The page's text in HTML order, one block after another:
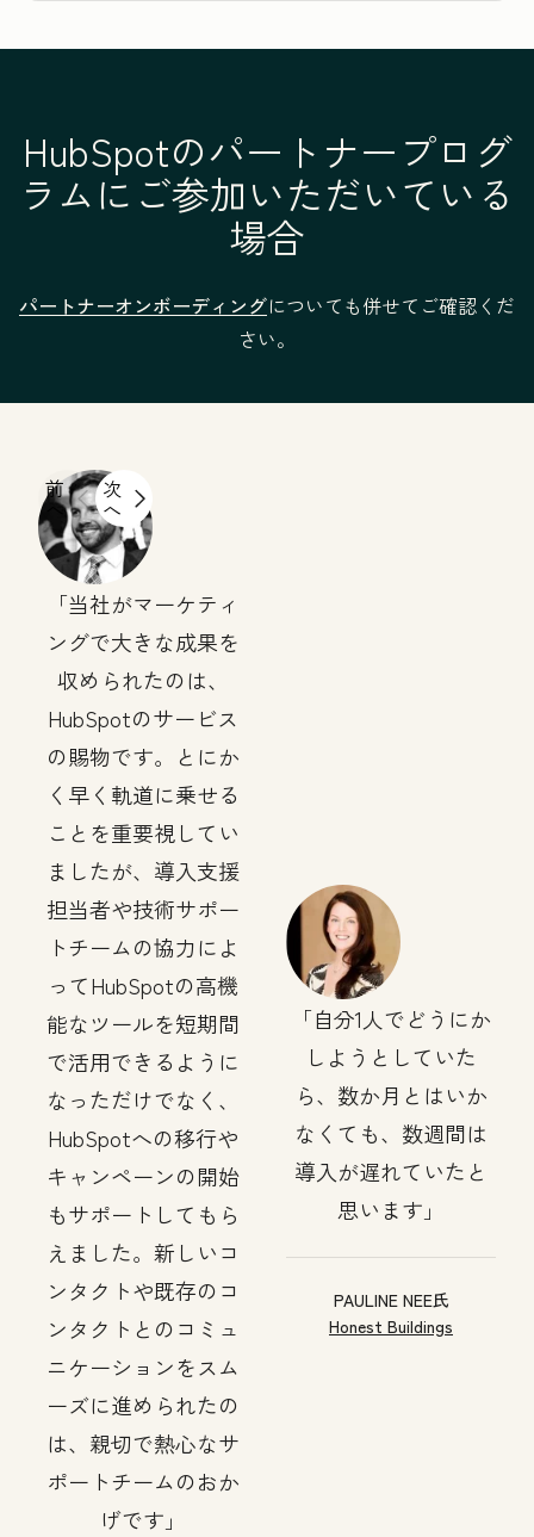
HubSpotのパートナープログ
ラムにご参加いただいている
場合
パートナーオンボーディングについても併せてご確認くだ
さい。
前
へ
次
へ
当社がマーケティ
ングで大きな成果を
収められたのは、
HubSpotのサービス
の賜物です。とにか
く早く軌道に乗せる
ことを重要視してい
ましたが、導入支援
担当者や技術サポー
トチームの協力によ
ってHubSpotの高機
能なツールを短期間
で活用できるように
なっただけでなく、
HubSpotへの移行や
キャンペーンの開始
もサポートしてもら
えました。新しいコ
ンタクトや既存のコ
ンタクトとのコミュ
ニケーションをスム
ーズに進められたの
は、親切で熱心なサ
ポートチームのおか
げです
自分1人でどうにか
しようとしていた
ら、数か月とはいか
なくても、数週間は
導入が遅れていたと
思います
PAULINE NEE氏
Honest Buildings